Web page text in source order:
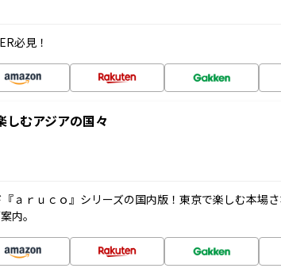
必見！
むアジアの国々
ａｒｕｃｏ』シリーズの国内版！東京で楽しむ本場さ
内。